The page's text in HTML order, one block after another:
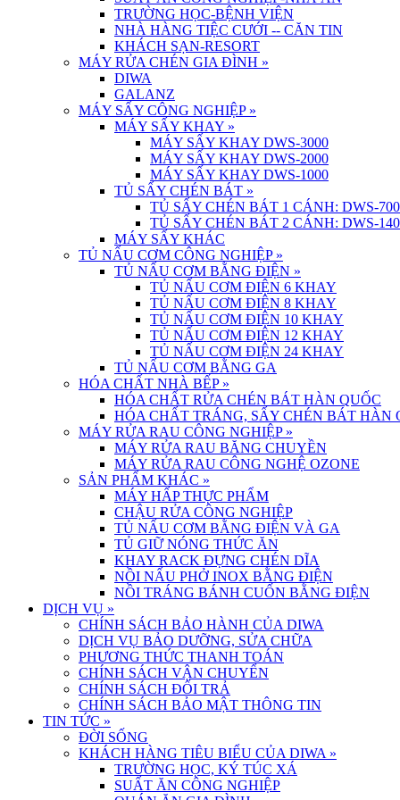
TRƯỜNG HỌC-BỆNH VIỆN
NHÀ HÀNG TIỆC CƯỚI -- CĂN TIN
KHÁCH SẠN-RESORT
MÁY RỬA CHÉN GIA ĐÌNH »
DIWA
GALANZ
MÁY SẤY CÔNG NGHIỆP »
MÁY SẤY KHAY »
MÁY SẤY KHAY DWS-3000
MÁY SẤY KHAY DWS-2000
MÁY SẤY KHAY DWS-1000
TỦ SẤY CHÉN BÁT »
TỦ SẤY CHÉN BÁT 1 CÁNH: DWS-700
TỦ SẤY CHÉN BÁT 2 CÁNH: DWS-
MÁY SẤY KHÁC
TỦ NẤU CƠM CÔNG NGHIỆP »
TỦ NẤU CƠM BẰNG ĐIỆN »
TỦ NẤU CƠM ĐIỆN 6 KHAY
TỦ NẤU CƠM ĐIỆN 8 KHAY
TỦ NẤU CƠM ĐIỆN 10 KHAY
TỦ NẤU CƠM ĐIỆN 12 KHAY
TỦ NẤU CƠM ĐIỆN 24 KHAY
TỦ NẤU CƠM BẰNG GA
HÓA CHẤT NHÀ BẾP »
HÓA CHẤT RỬA CHÉN BÁT HÀN QUỐC
HÓA CHẤT TRÁNG, SẤY CHÉN BÁT HÀN
MÁY RỬA RAU CÔNG NGHIỆP »
MÁY RỬA RAU BĂNG CHUYỀN
MÁY RỬA RAU CÔNG NGHỆ OZONE
SẢN PHẨM KHÁC »
MÁY HẤP THỰC PHẨM
CHẬU RỬA CÔNG NGHIỆP
TỦ NẤU CƠM BẰNG ĐIỆN VÀ GA
TỦ GIỮ NÓNG THỨC ĂN
KHAY RACK ĐỰNG CHÉN DĨA
NỒI NẤU PHỞ INOX BẰNG ĐIỆN
NỒI TRÁNG BÁNH CUỐN BẰNG ĐIỆN
DỊCH VỤ »
CHÍNH SÁCH BẢO HÀNH CỦA DIWA
DỊCH VỤ BẢO DƯỠNG, SỬA CHỮA
PHƯƠNG THỨC THANH TOÁN
CHÍNH SÁCH VẬN CHUYỂN
CHÍNH SÁCH ĐỔI TRẢ
CHÍNH SÁCH BẢO MẬT THÔNG TIN
TIN TỨC »
ĐỜI SỐNG
KHÁCH HÀNG TIÊU BIỂU CỦA DIWA »
TRƯỜNG HỌC, KÝ TÚC XÁ
SUẤT ĂN CÔNG NGHIỆP